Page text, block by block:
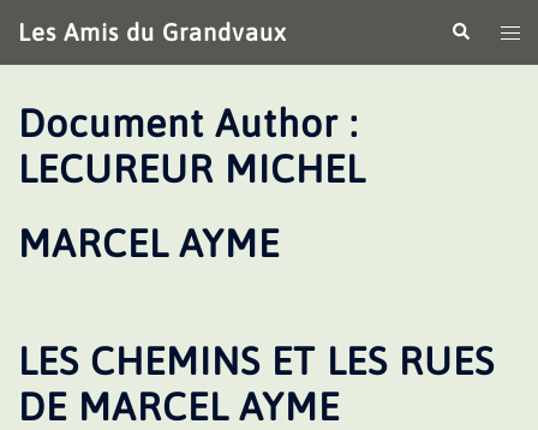
au
contenu
Les Amis du Grandvaux
le
Document Author :
LECUREUR MICHEL
MARCEL AYME
LES CHEMINS ET LES RUES
DE MARCEL AYME